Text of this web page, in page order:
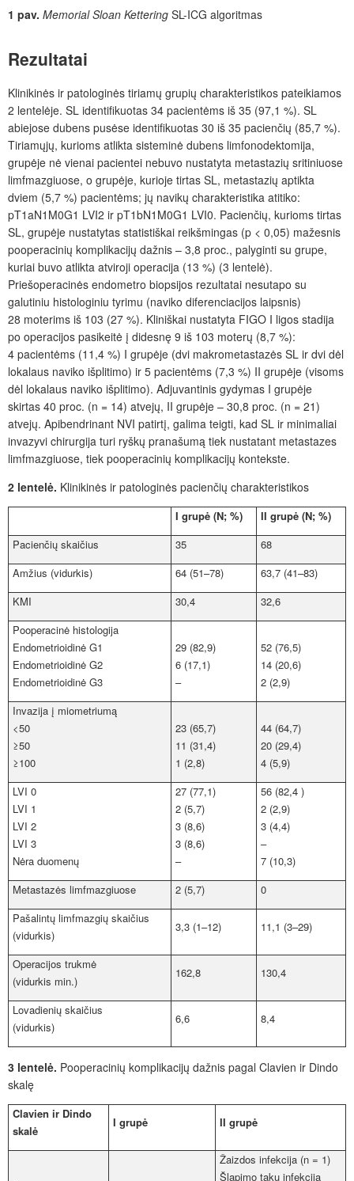
1 pav. Memorial Sloan Kettering SL-ICG algoritmas
Rezultatai
Klinikinės ir patologinės tiriamų grupių charakteristikos pateikiamos
2 lentelėje. SL identifikuotas 34 pacientėms iš 35 (97,1 %). SL
abiejose dubens pusėse identifikuotas 30 iš 35 pacienčių (85,7 %).
Tiriamųjų, kurioms atlikta sisteminė dubens limfonodektomija,
grupėje nė vienai pacientei nebuvo nustatyta metastazių sritiniuose
limfmazgiuose, o grupėje, kurioje tirtas SL, metastazių aptikta
dviem (5,7 %) pacientėms; jų navikų charakteristika atitiko:
pT1aN1M0G1 LVI2 ir pT1bN1M0G1 LVI0. Pacienčių, kurioms tirtas
SL, grupėje nustatytas statistiškai reikšmingas (p < 0,05) mažesnis
pooperacinių komplikacijų dažnis – 3,8 proc., palyginti su grupe,
kuriai buvo atlikta atviroji operacija (13 %) (3 lentelė).
Priešoperacinės endometro biopsijos rezultatai nesutapo su
galutiniu histologiniu tyrimu (naviko diferenciacijos laipsnis)
28 moterims iš 103 (27 %). Kliniškai nustatyta FIGO I ligos stadija
po operacijos pasikeitė į didesnę 9 iš 103 moterų (8,7 %):
4 pacientėms (11,4 %) I grupėje (dvi makrometastazės SL ir dvi dėl
lokalaus naviko išplitimo) ir 5 pacientėms (7,3 %) II grupėje (visoms
dėl lokalaus naviko išplitimo). Adjuvantinis gydymas I grupėje
skirtas 40 proc. (n = 14) atvejų, II grupėje – 30,8 proc. (n = 21)
atvejų. Apibendrinant NVI patirtį, galima teigti, kad SL ir minimaliai
invazyvi chirurgija turi ryškų pranašumą tiek nustatant metastazes
limfmazgiuose, tiek pooperacinių komplikacijų kontekste.
2 lentelė. Klinikinės ir patologinės pacienčių charakteristikos
I grupė (N; %)
II grupė (N; %)
Pacienčių skaičius
35
68
Amžius (vidurkis)
64 (51–78)
63,7 (41–83)
KMI
30,4
32,6
Pooperacinė histologija
Endometrioidinė G1
Endometrioidinė G2
Endometrioidinė G3
29 (82,9)
6 (17,1)
–
52 (76,5)
14 (20,6)
2 (2,9)
Invazija į miometriumą
<50
≥50
≥100
23 (65,7)
11 (31,4)
1 (2,8)
44 (64,7)
20 (29,4)
4 (5,9)
LVI 0
LVI 1
LVI 2
LVI 3
Nėra duomenų
27 (77,1)
2 (5,7)
3 (8,6)
3 (8,6)
–
56 (82,4 )
2 (2,9)
3 (4,4)
–
7 (10,3)
Metastazės limfmazgiuose
2 (5,7)
0
Pašalintų limfmazgių skaičius
(vidurkis)
3,3 (1–12) 11,1 (3–29)
Operacijos trukmė
(vidurkis min.)
162,8 130,4
Lovadienių skaičius
(vidurkis)
6,6 8,4
3 lentelė. Pooperacinių komplikacijų dažnis pagal Clavien ir Dindo
skalę
Clavien ir Dindo
skalė
I grupė II grupė
Žaizdos infekcija (n = 1)
Šlapimo takų infekcija